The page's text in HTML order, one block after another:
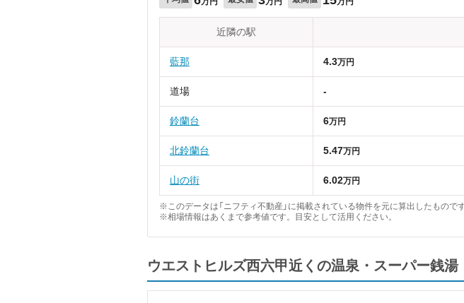
近隣の駅
藍那 4.3万円
道場 -
鈴蘭台 6万円
北鈴蘭台 5.47万円
山の街 6.02万円
※このデータは「ニフティ不動産」に掲載されている物件を元に算出したもので
※相場情報はあくまで参考値です。目安として活用ください。
ウエストヒルズ西六甲近くの温泉・スーパー銭